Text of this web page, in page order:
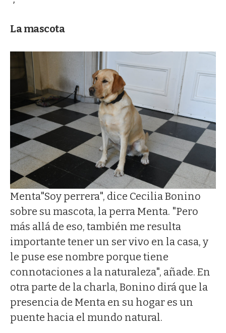
La mascota
Menta"Soy perrera", dice Cecilia Bonino
sobre su mascota, la perra Menta. "Pero
más allá de eso, también me resulta
importante tener un ser vivo en la casa, y
le puse ese nombre porque tiene
connotaciones a la naturaleza", añade. En
otra parte de la charla, Bonino dirá que la
presencia de Menta en su hogar es un
puente hacia el mundo natural.